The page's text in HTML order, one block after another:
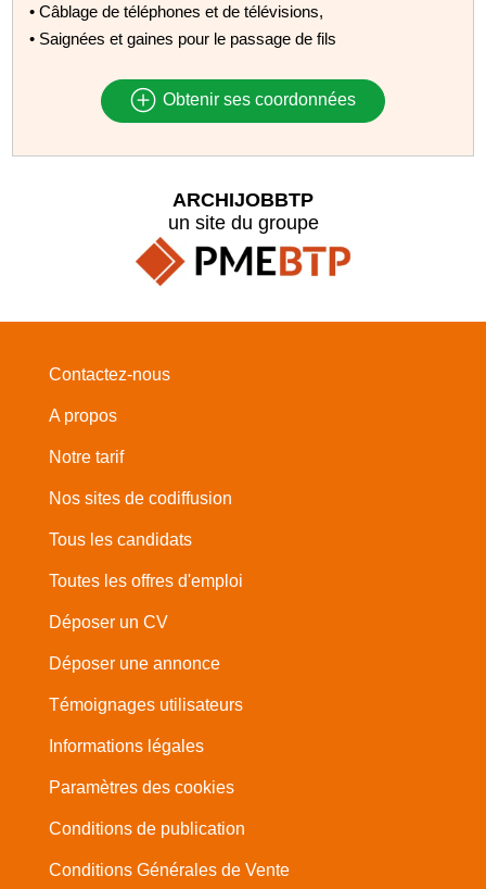
• Câblage de téléphones et de télévisions,
• Saignées et gaines pour le passage de fils
Obtenir ses coordonnées
ARCHIJOBBTP
un site du groupe
Contactez-nous
A propos
Notre tarif
Nos sites de codiffusion
Tous les candidats
Toutes les offres d'emploi
Déposer un CV
Déposer une annonce
Témoignages utilisateurs
Informations légales
Paramètres des cookies
Conditions de publication
Conditions Générales de Vente